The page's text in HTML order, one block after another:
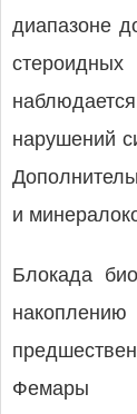
диапазоне
нарушений
и
Блокада
Фемары